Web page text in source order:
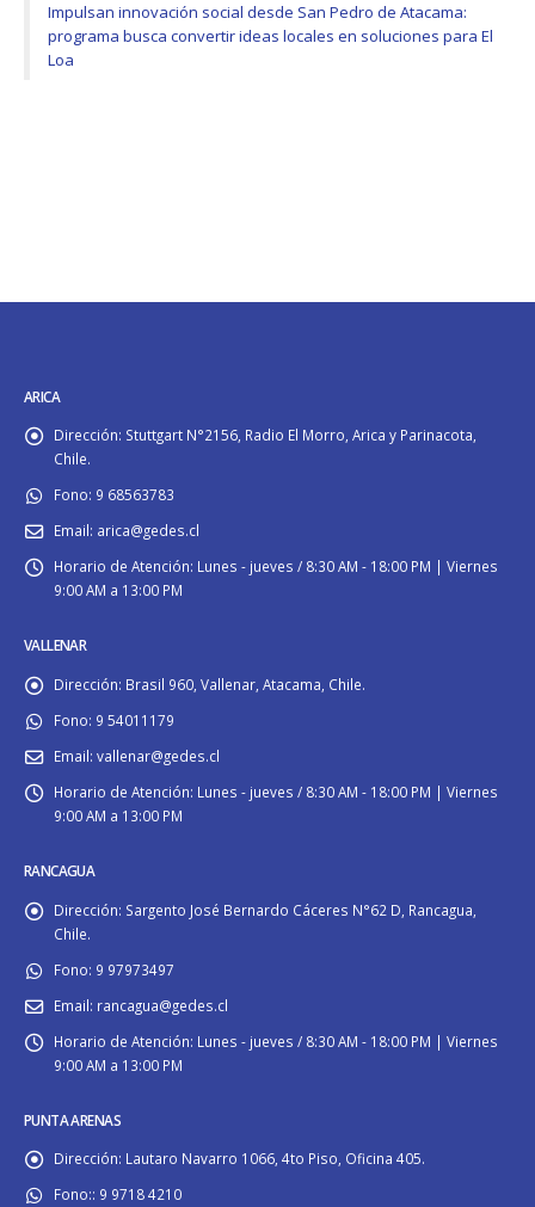
Impulsan innovación social desde San Pedro de Atacama:
programa busca convertir ideas locales en soluciones para El
Loa
ARICA
Dirección: Stuttgart N°2156, Radio El Morro, Arica y Parinacota,
Chile.
Fono: 9 68563783
Email: arica@gedes.cl
Horario de Atención: Lunes - jueves / 8:30 AM - 18:00 PM | Viernes
9:00 AM a 13:00 PM
VALLENAR
Dirección: Brasil 960, Vallenar, Atacama, Chile.
Fono: 9 54011179
Email: vallenar@gedes.cl
Horario de Atención: Lunes - jueves / 8:30 AM - 18:00 PM | Viernes
9:00 AM a 13:00 PM
RANCAGUA
Dirección: Sargento José Bernardo Cáceres N°62 D, Rancagua,
Chile.
Fono: 9 97973497
Email: rancagua@gedes.cl
Horario de Atención: Lunes - jueves / 8:30 AM - 18:00 PM | Viernes
9:00 AM a 13:00 PM
PUNTA ARENAS
Dirección: Lautaro Navarro 1066, 4to Piso, Oficina 405.
Fono:: 9 9718 4210